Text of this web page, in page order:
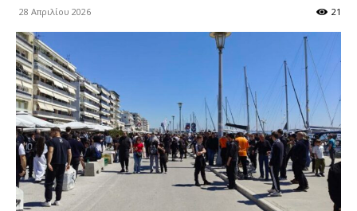
28 Απριλίου 2026 21